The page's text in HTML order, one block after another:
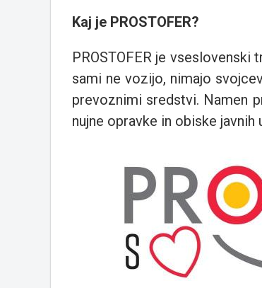
Kaj je PROSTOFER?
PROSTOFER je
sami ne vozijo, nimajo
prevoznimi sredstvi. Namen
nujne opravke in obiske javnih